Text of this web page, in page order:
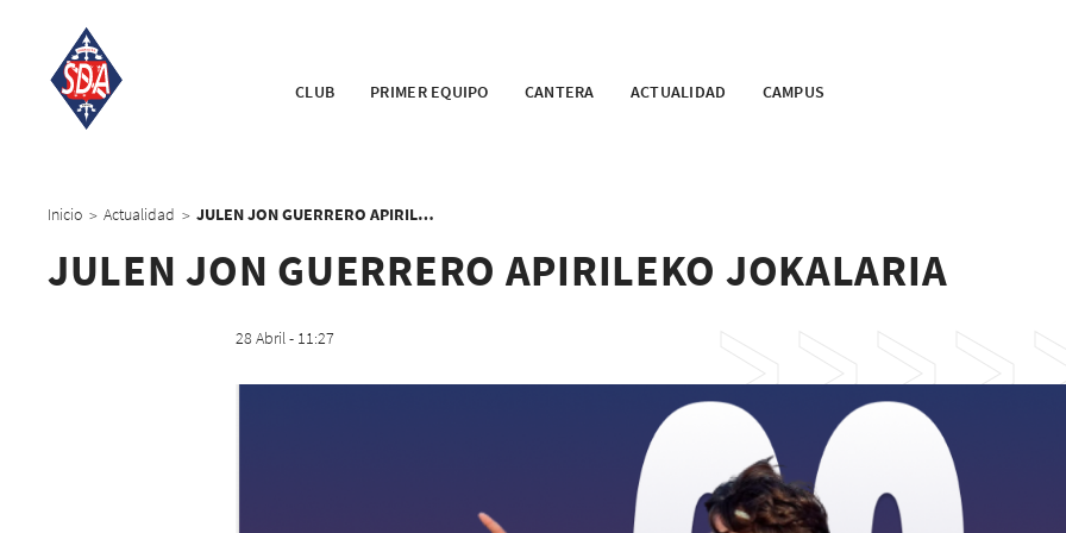
CLUB PRIMER EQUIPO CANTERA ACTUALIDAD CAMPUS
Inicio > Actualidad > JULEN JON GUERRERO APIRILEKO JOKALARIA
JULEN JON GUERRERO APIRILEKO JOKALARIA
28 Abril - 11:27